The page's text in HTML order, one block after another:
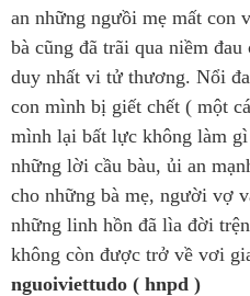
an những ngưồi mẹ mất con
bà cũng đã trãi qua niềm
duy nhất vi tử thương. Nổi
con mình bị giết chết ( một
mình lại bất lực không làm
những lời cầu bàu, ủi an
cho những bà mẹ, người vợ
những linh hồn đã lìa đời
không còn được trở về vơi
nguoiviettudo ( hnpd )